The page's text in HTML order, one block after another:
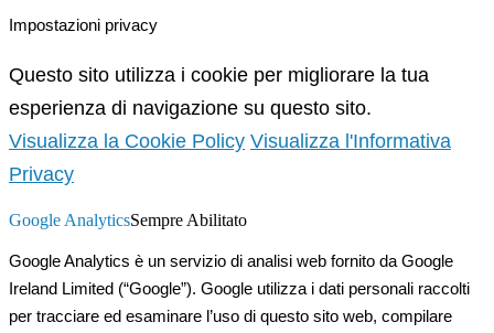
Impostazioni privacy
Questo sito utilizza i cookie per migliorare la tua
esperienza di navigazione su questo sito.
Visualizza la Cookie Policy Visualizza l'Informativa
Privacy
Google AnalyticsSempre Abilitato
Google Analytics è un servizio di analisi web fornito da Google
Ireland Limited (“Google”). Google utilizza i dati personali raccolti
per tracciare ed esaminare l’uso di questo sito web, compilare